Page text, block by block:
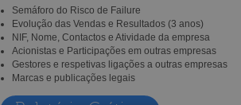
Semáforo do Risco de Failure
Evolução das Vendas e Resultados (3 anos)
NIF, Nome, Contactos e Atividade da empresa
Acionistas e Participações em outras empresas
Gestores e respetivas ligações a outras empresas
Marcas e publicações legais